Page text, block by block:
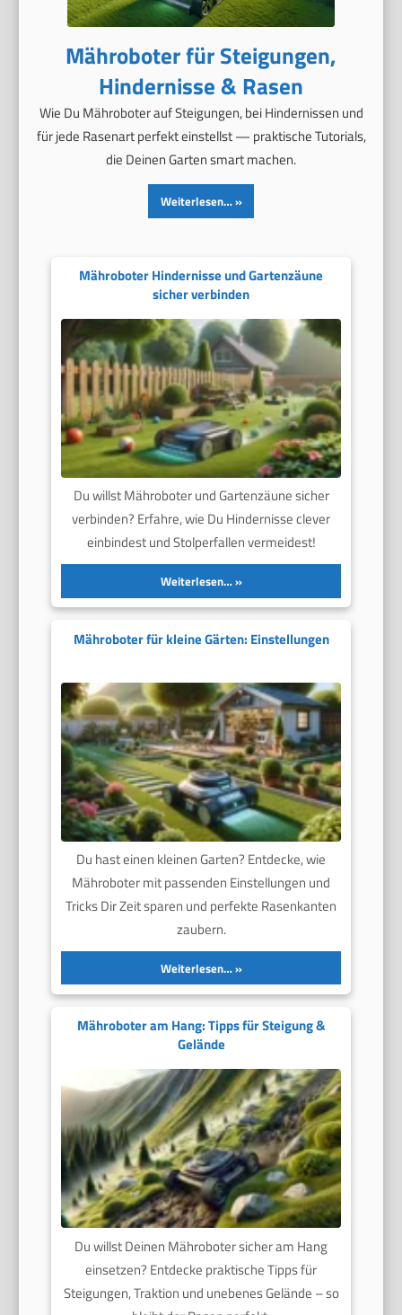
Mähroboter für Steigungen,
Hindernisse & Rasen
Wie Du Mähroboter auf Steigungen, bei Hindernissen und
für jede Rasenart perfekt einstellst — praktische Tutorials,
die Deinen Garten smart machen.
Weiterlesen…
Mähroboter Hindernisse und Gartenzäune
sicher verbinden
Du willst Mähroboter und Gartenzäune sicher
verbinden? Erfahre, wie Du Hindernisse clever
einbindest und Stolperfallen vermeidest!
Weiterlesen…
Mähroboter für kleine Gärten: Einstellungen
Du hast einen kleinen Garten? Entdecke, wie
Mähroboter mit passenden Einstellungen und
Tricks Dir Zeit sparen und perfekte Rasenkanten
zaubern.
Weiterlesen…
Mähroboter am Hang: Tipps für Steigung &
Gelände
Du willst Deinen Mähroboter sicher am Hang
einsetzen? Entdecke praktische Tipps für
Steigungen, Traktion und unebenes Gelände – so